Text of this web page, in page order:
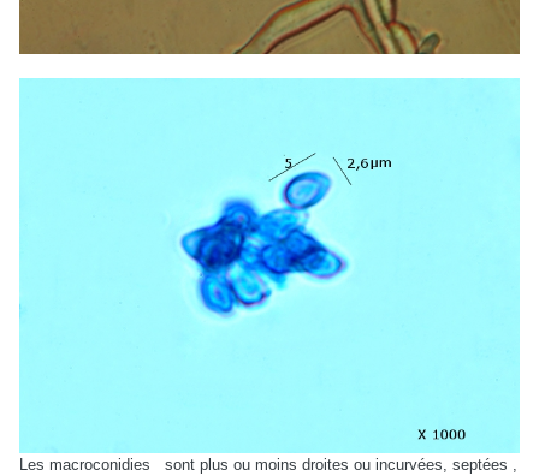
Les macroconidies sont plus ou moins droites ou incurvées, septées ,